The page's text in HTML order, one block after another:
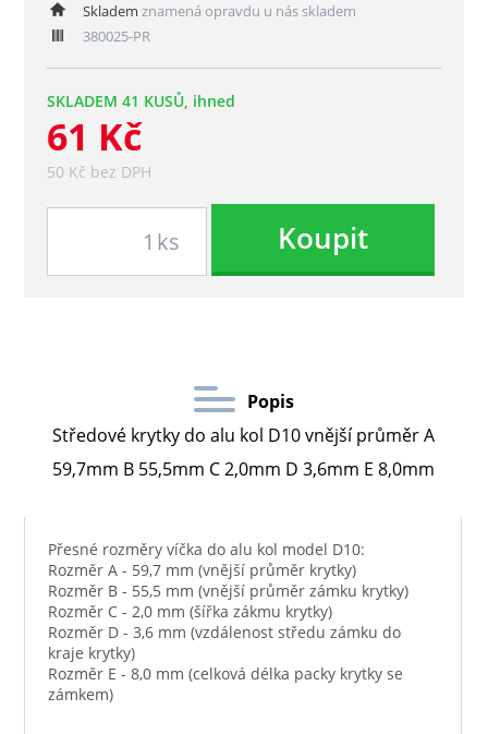
Skladem znamená opravdu u nás skladem
380025-PR
SKLADEM 41 KUSŮ, ihned
61 Kč
50 Kč bez DPH
ks Koupit
Popis
Středové krytky do alu kol D10 vnější průměr A
59,7mm B 55,5mm C 2,0mm D 3,6mm E 8,0mm
Přesné rozměry víčka do alu kol model D10:
Rozměr A - 59,7 mm (vnější průměr krytky)
Rozměr B - 55,5 mm (vnější průměr zámku krytky)
Rozměr C - 2,0 mm (šířka zákmu krytky)
Rozměr D - 3,6 mm (vzdálenost středu zámku do
kraje krytky)
Rozměr E - 8,0 mm (celková délka packy krytky se
zámkem)